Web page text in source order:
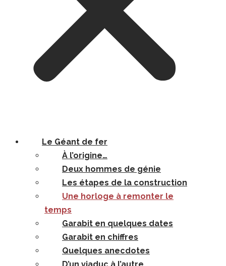
Le Géant de fer
À l’origine…
Deux hommes de génie
Les étapes de la construction
Une horloge à remonter le
temps
Garabit en quelques dates
Garabit en chiffres
Quelques anecdotes